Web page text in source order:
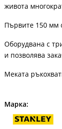
живота
Първите 150 мм
Оборудвана с
и позволява
Меката
Марка: